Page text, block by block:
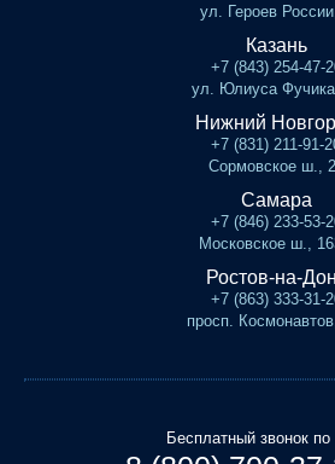
ул. Героев
Казань
+7 (843) 254-47-
ул. Юлиуса
Нижний
+7 (831) 211-91-
Сормовское ш.,
Самара
+7 (846) 233-53-
Московское ш.,
Ростов-на-
+7 (863) 333-31-
просп.
Бесплатный звонок по